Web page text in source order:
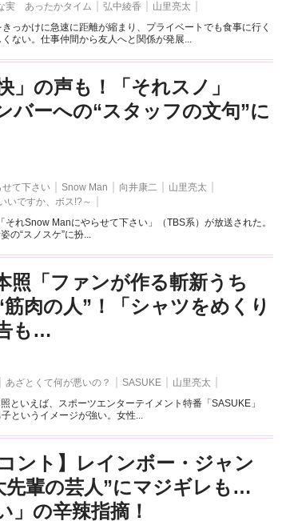
実 あったかタイム 弘中綾香
山里亮太
っかけに急速に距離が縮まり、プライベートでも食事に行く
ない。仕事仲間から友人へと関係が発展...
」の声も！「それスノ」
バーへの“スタッフの文句”に
て下さい Snow Man 向井康二
山里亮太
いですか、ボス!?～
れSnow Manにやらせて下さい」（TBS系）が放送された。
の“スノスケ”に扮...
照「ファンが作る斬新うち
肉の人”！「シャツをめくり
も…
あざとくて何が悪いの？ SASUKE
山里亮太
といえば、スポーツエンターテイメント特番「SASUKE」
というイメージが強い。女性...
ント】レインボー・ジャン
先輩の芸人”にマジギレも…
」の辛辣指摘！